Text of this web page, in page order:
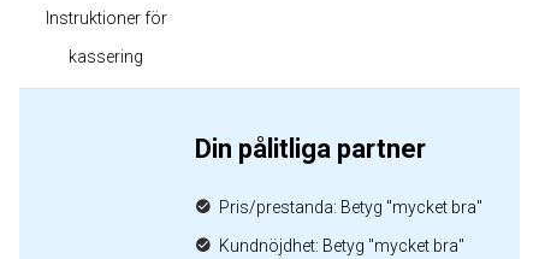
Instruktioner för
kassering
Din pålitliga partner
Pris/prestanda: Betyg "mycket bra"
Kundnöjdhet: Betyg "mycket bra"